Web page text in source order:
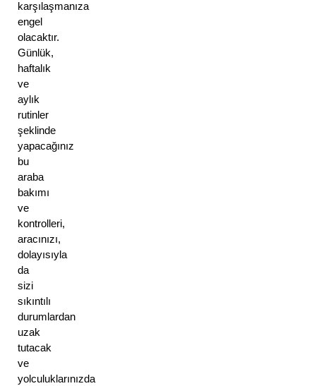
karşılaşmanıza
engel
olacaktır.
Günlük,
haftalık
ve
aylık
rutinler
şeklinde
yapacağınız
bu
araba
bakımı
ve
kontrolleri,
aracınızı,
dolayısıyla
da
sizi
sıkıntılı
durumlardan
uzak
tutacak
ve
yolculuklarınızda